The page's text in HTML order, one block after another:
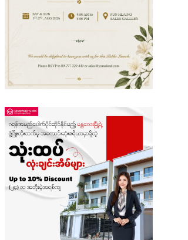
မကွေးတိုင်းဒေသကြီး
ရခိုင်ပြည်နယ်
ရှမ်းပြည်နယ်
တနင်္သာရီတိုင်းဒေသကြီး